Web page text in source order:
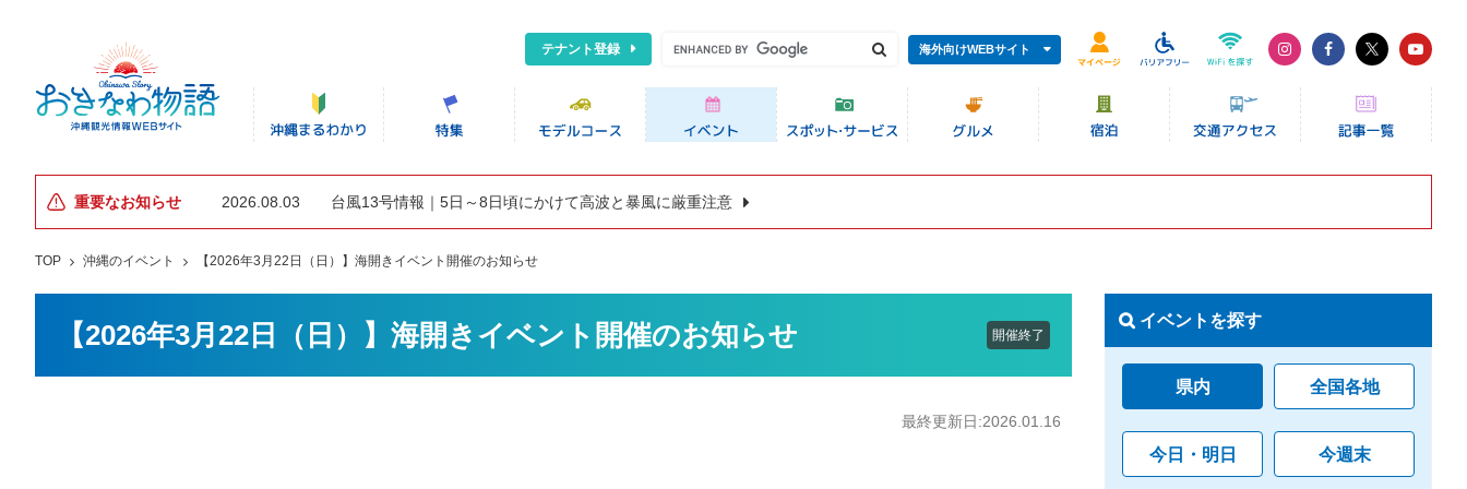
テナント登録 海外向けWEBサイト
重要なお知らせ 2026.08.03 台風13号情報｜5日～8日頃にかけて高波と暴風に厳重注意
TOP 沖縄のイベント 【2026年3月22日（日）】海開きイベント開催のお知らせ
【2026年3月22日（日）】海開きイベント開催のお知らせ 開催終了
最終更新日:2026.01.16
イベントを探す
県内 全国各地
今日・明日 今週末